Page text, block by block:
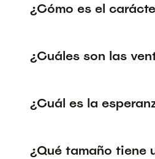
¿Cómo es el
¿Cuáles son las
¿Cuál es la
¿Qué tamaño tiene